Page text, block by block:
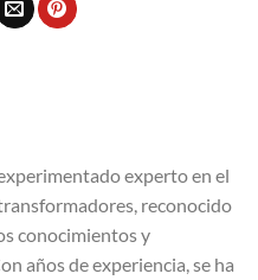
experto en el
reconocido
conocimientos y
años de experiencia, se ha